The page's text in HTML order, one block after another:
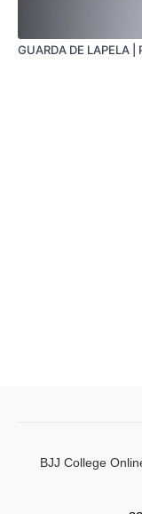
GUARDA DE LAPELA |
BJJ College